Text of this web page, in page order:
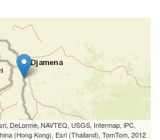
DeLorme, NAVTEQ, USGS, Intermap, iPC,
(Hong Kong), Esri (Thailand), TomTom, 2012